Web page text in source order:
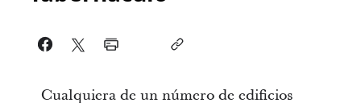
Cualquiera de un número de edificios